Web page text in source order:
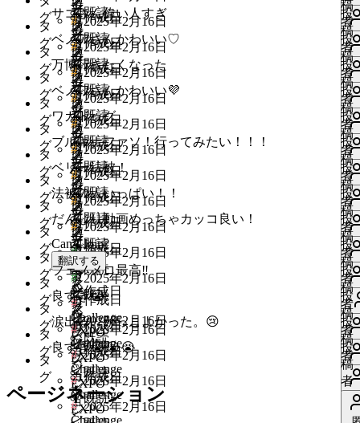
ね
更
い
ね
更
い
ね
更
い
ね
更
で
す
い
ね
更
要
で
す
い
ね
更
必
要
で
す
い
ね
更
ン
ン
が
必
要
で
す
い
ね
更
ョ
ン
グ
イ
ン
が
必
要
で
す
い
ね
更
ッ
シ
ョ
ン
グ
イ
ン
が
必
要
で
す
い
ね
更
カ
ッ
シ
ョ
ン
に
は
ロ
グ
イ
ン
が
必
要
で
す
い
ね
更
ィ
ス
カ
ッ
シ
ョ
ン
す
る
に
は
ロ
グ
イ
ン
が
必
要
で
す
い
ね
更
デ
ィ
ス
カ
ッ
シ
ョ
ン
ね
す
る
に
は
ロ
グ
イ
ン
が
必
要
で
す
い
ね
更
ー
ク
デ
ィ
ス
カ
ッ
シ
ョ
ン
い
い
ね
す
る
に
は
ロ
グ
イ
ン
が
必
要
で
す
い
ね
更
ト
ー
ク
デ
ィ
ス
カ
ッ
シ
ョ
ン
い
い
ね
す
る
に
は
ロ
グ
イ
ン
が
必
要
で
す
い
ね
万
博
ト
ー
ク
デ
ィ
ス
カ
ッ
シ
ョ
ン
既読
い
い
ね
す
る
に
は
ロ
グ
イ
ン
が
必
要
で
す
い
#
万
博
ト
ー
ク
デ
ィ
ス
カ
ッ
シ
ョ
ン
2025年2月16日
既読
い
い
ね
す
る
に
は
ロ
グ
イ
ン
が
必
要
で
す
グ
#
万
博
ト
ー
ク
デ
ィ
ス
カ
ッ
シ
ョ
ン
作成日
2025年2月16日
既読
稿
者
い
い
ね
す
る
に
は
ロ
グ
イ
ン
が
必
要
で
す
タ
グ
#
万
博
ト
ー
ク
デ
ィ
ス
カ
ッ
シ
ョ
ン
サコさん偉い人すぎ
作成日
2025年2月16日
既読
投
稿
者
い
い
ね
す
る
に
は
ロ
グ
イ
ン
が
必
要
で
す
タ
グ
#
万
博
ト
ー
ク
デ
ィ
ス
カ
ッ
シ
ョ
ン
ベノアさんかわいい♡
作成日
2025年2月16日
既読
投
稿
者
い
い
ね
す
る
に
は
ロ
グ
イ
ン
が
必
要
で
す
タ
グ
#
万
博
ト
ー
ク
デ
ィ
ス
カ
ッ
シ
ョ
ン
万博行きたくなった
作成日
2025年2月16日
既読
投
稿
者
い
い
ね
す
る
に
は
ロ
グ
イ
ン
が
必
要
で
タ
グ
#
万
博
ト
ー
ク
デ
ィ
ス
カ
ッ
シ
ョ
ン
ベノワさんかわいい💜
作成日
2025年2月16日
既読
投
稿
者
い
い
ね
す
る
に
は
ロ
グ
イ
ン
が
必
タ
グ
#
万
博
ト
ー
ク
デ
ィ
ス
カ
ッ
シ
ョ
ン
ワガドゥグ
作成日
2025年2月16日
既読
投
稿
者
い
い
ね
す
る
に
は
ロ
グ
イ
ン
タ
グ
#
万
博
ト
ー
ク
デ
ィ
ス
カ
ッ
シ
ョ
ン
ブルキナファソ！行ってみたい！！！
作成日
2025年2月16日
既読
投
稿
者
い
い
ね
す
る
に
は
ロ
グ
イ
タ
グ
#
万
博
ト
ー
ク
デ
ィ
ス
カ
ッ
シ
ベリー法被！
作成日
2025年2月16日
既読
投
稿
者
い
い
ね
す
る
に
は
ロ
タ
グ
#
だ
ん
じ
り
法被の人いっぱい！！
作成日
2025年2月16日
既読
投
稿
者
い
い
ね
す
る
に
は
タ
グ
#
だ
ん
じ
り
だんじり動画めっちゃカッコ良い！
作成日
2025年2月16日
既読
投
稿
者
い
い
ね
す
る
タ
グ
#
Challenge
EXPO
Can I Join?
翻訳する
作成日
2025年2月16日
既読
投
稿
者
い
い
ね
す
る
タ
グ
#
Challenge
EXPO
フェノメロ最高‼️
作成日
2025年2月16日
既読
投
稿
者
い
タ
グ
#
Challenge
EXPO
良すぎ😭
作成日
2025年2月16日
既読
投
稿
者
い
タ
グ
#
Challenge
EXPO
涙出る。かっこよかった。😢
作成日
2025年2月16日
既読
投
稿
者
タ
グ
#
良すぎ😭😭😭
作成日
2025年2月16日
投
稿
者
ページネーション